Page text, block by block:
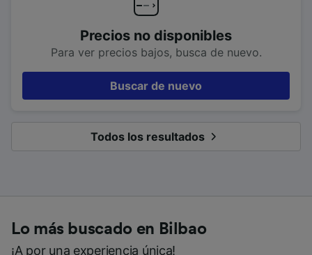
Precios no disponibles
Para ver precios bajos, busca de nuevo.
Buscar de nuevo
Todos los resultados
Lo más buscado en Bilbao
¡A por una experiencia única!